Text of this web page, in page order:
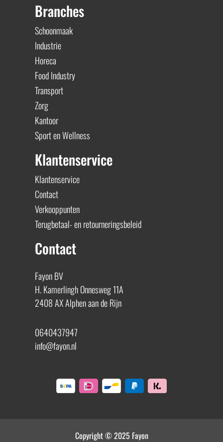
Branches
Schoonmaak
Industrie
Horeca
Food Industry
Transport
Zorg
Kantoor
Sport en Wellness
Klantenservice
Klantenservice
Contact
Verkooppunten
Terugbetaal- en retourneringsbeleid
Contact
Fayon BV
H. Kamerlingh Onnesweg 11A
2408 AX Alphen aan de Rijn
0640437947
info@fayon.nl
Copyright © 2025 Fayon